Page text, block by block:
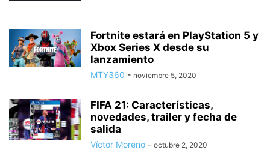
Fortnite estará en PlayStation 5 y
Xbox Series X desde su
lanzamiento
MTY360 - noviembre 5, 2020
FIFA 21: Características,
novedades, trailer y fecha de
salida
Víctor Moreno - octubre 2, 2020